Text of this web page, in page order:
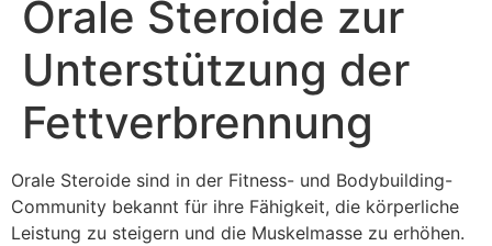
Orale Steroide zur
Unterstützung der
Fettverbrennung
Orale Steroide sind in der Fitness- und Bodybuilding-
Community bekannt für ihre Fähigkeit, die körperliche
Leistung zu steigern und die Muskelmasse zu erhöhen.